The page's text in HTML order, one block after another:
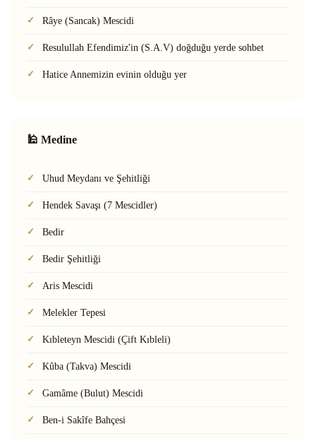
Râye (Sancak) Mescidi
Resulullah Efendimiz'in (S.A.V) doğduğu yerde sohbet
Hatice Annemizin evinin olduğu yer
🕌 Medine
Uhud Meydanı ve Şehitliği
Hendek Savaşı (7 Mescidler)
Bedir
Bedir Şehitliği
Aris Mescidi
Melekler Tepesi
Kıbleteyn Mescidi (Çift Kıbleli)
Kûba (Takva) Mescidi
Gamâme (Bulut) Mescidi
Ben-i Sakîfe Bahçesi